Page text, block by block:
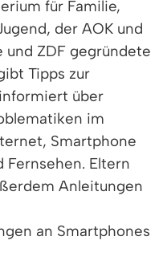
für Familie,
der AOK und
und ZDF gegründete
Tipps zur
über
im
Smartphone
Fernsehen. Eltern
Anleitungen
an Smartphones